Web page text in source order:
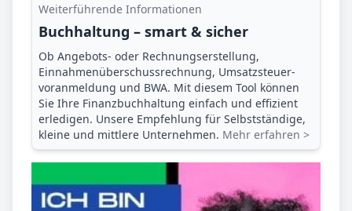
Weiterführende Informationen
Buchhaltung – smart & sicher
Ob Angebots- oder Rechnungserstellung,
Einnahmenüberschuss­rechnung, Umsatzsteuer­
voranmeldung und BWA. Mit diesem Tool können
Sie Ihre Finanz­buchhaltung einfach und effizient
erledigen. Unsere Empfehlung für Selbstständige,
kleine und mittlere Unternehmen. Mehr erfahren >